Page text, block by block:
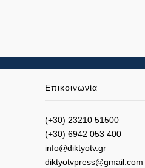
Επικοινωνία
(+30) 23210 51500
(+30) 6942 053 400
info@diktyotv.gr
diktyotvpress@gmail.com